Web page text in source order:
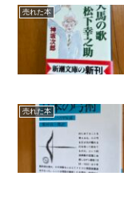
売れた本
売れた本